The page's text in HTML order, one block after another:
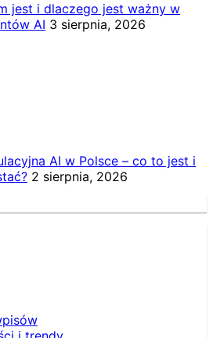
jest i dlaczego jest ważny w
AI 3 sierpnia, 2026
AI w Polsce – co to jest i
2 sierpnia, 2026